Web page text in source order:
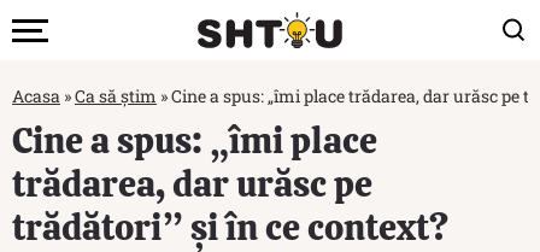
Acasa »Ca să știm »Cine a spus: „îmi place trădarea, dar urăsc pe
Cine a spus: „îmi place
trădarea, dar urăsc pe
trădători” și în ce context?